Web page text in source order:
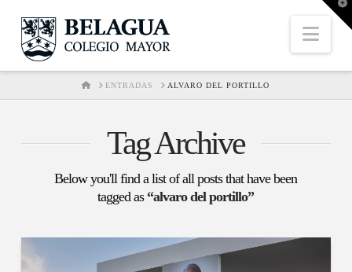
HOMEENTRADAS ALVARO DEL PORTILLO
Tag Archive
Below you'll find a list of all posts that have been
tagged as “alvaro del portillo”